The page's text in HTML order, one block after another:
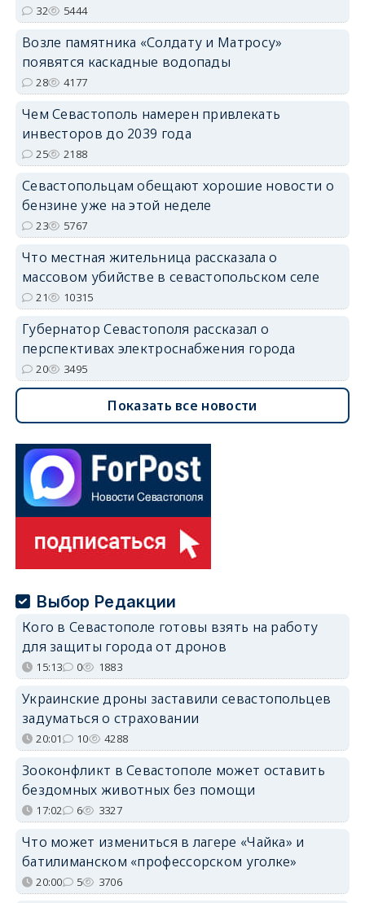
32 5444
Возле памятника «Солдату и Матросу»
появятся каскадные водопады
28 4177
Чем Севастополь намерен привлекать
инвесторов до 2039 года
25 2188
Севастопольцам обещают хорошие новости о
бензине уже на этой неделе
23 5767
Что местная жительница рассказала о
массовом убийстве в севастопольском селе
21 10315
Губернатор Севастополя рассказал о
перспективах электроснабжения города
20 3495
Показать все новости
Выбор Редакции
Кого в Севастополе готовы взять на работу
для защиты города от дронов
15:13 0 1883
Украинские дроны заставили севастопольцев
задуматься о страховании
20:01 10 4288
Зооконфликт в Севастополе может оставить
бездомных животных без помощи
17:02 6 3327
Что может измениться в лагере «Чайка» и
батилиманском «профессорском уголке»
20:00 5 3706